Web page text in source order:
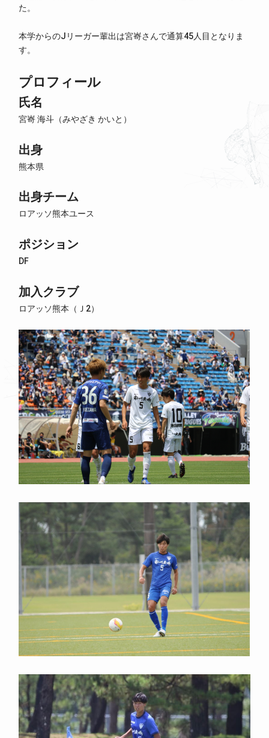
た。
本学からのJリーガー輩出は宮㟢さんで通算45人目となりま
す。
プロフィール
氏名
宮㟢 海斗（みやざき かいと）
出身
熊本県
出身チーム
ロアッソ熊本ユース
ポジション
DF
加入クラブ
ロアッソ熊本（Ｊ2）